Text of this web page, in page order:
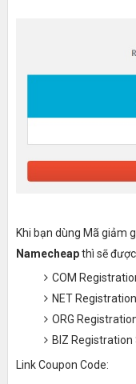
Khi bạn dùng Mã giảm
Namecheapthì sẽ
COM
NET
ORG
BIZ Registration
Link Coupon Code: